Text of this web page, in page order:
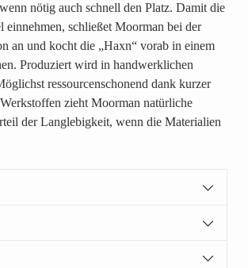
nötig auch schnell den Platz. Damit die
schließet Moorman bei der
an und kocht die „Haxn“ vorab in einem
Produziert wird in handwerklichen
ressourcenschonend dank kurzer
zieht Moorman natürliche
der Langlebigkeit, wenn die Materialien